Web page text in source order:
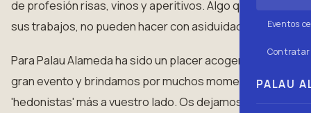
Eventos
Contratar
PALAU
de profesión risas, vinos y aperitivos. Algo que, por
sus trabajos, no pueden hacer con asiduidad.
Para Palau Alameda ha sido un placer acoger este
gran evento y brindamos por muchos momentos
'hedonistas' más a vuestro lado. Os dejamos una